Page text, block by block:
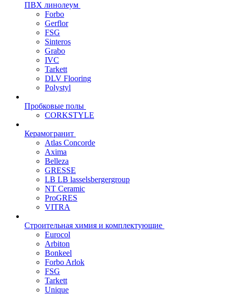
ПВХ линолеум
Forbo
Gerflor
FSG
Sinteros
Grabo
IVC
Tarkett
DLV Flooring
Polystyl
Пробковые полы
CORKSTYLE
Керамогранит
Atlas Concorde
Axima
Belleza
GRESSE
LB LB lasselsbergergroup
NT Ceramic
ProGRES
VITRA
Строительная химия и комплектующие
Eurocol
Arbiton
Bonkeel
Forbo Arlok
FSG
Tarkett
Unique